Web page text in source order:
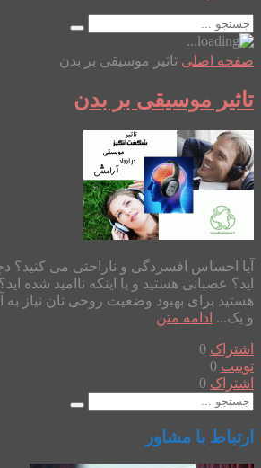
صفحه اصلی تاثیر موسیقی بر بدن
تاثیر موسیقی بر بدن
آیا احساس افسردگی و ناراحتی می کنید؟
اید؟ عصبانی هستید و یا اینکه ناامید شده
هستید برای بهبود وضعیت روحی تان نیاز
و یک... ادامه متن
اشتراک 0
توییت 0
اشتراک 0
ارتباط با مشاور